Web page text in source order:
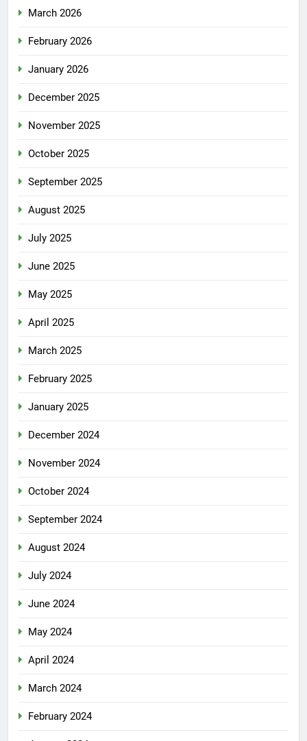
March 2026
February 2026
January 2026
December 2025
November 2025
October 2025
September 2025
August 2025
July 2025
June 2025
May 2025
April 2025
March 2025
February 2025
January 2025
December 2024
November 2024
October 2024
September 2024
August 2024
July 2024
June 2024
May 2024
April 2024
March 2024
February 2024